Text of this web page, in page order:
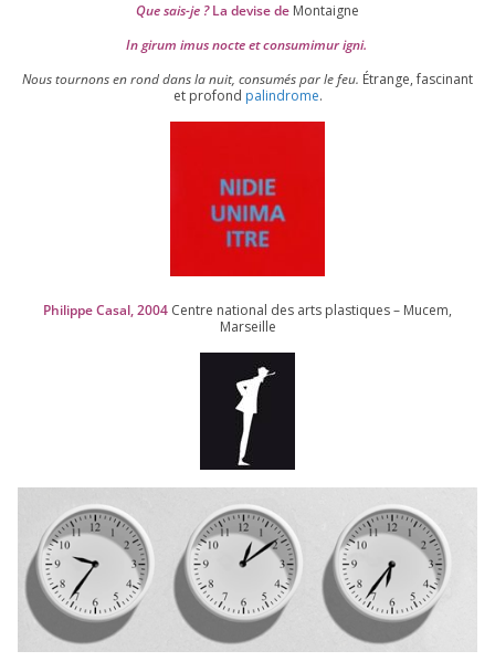
Que sais-je ?La devise de Montaigne
In girum imus nocte et consu­mi­mur igni.
Nous tour­nons en rond dans la nuit, consu­més par le feu. Étrange, fas­ci­nant
et pro­fond palin­drome.
Philippe Casal,2004 Centre natio­nal des arts plas­tiques – Mucem,
Marseille